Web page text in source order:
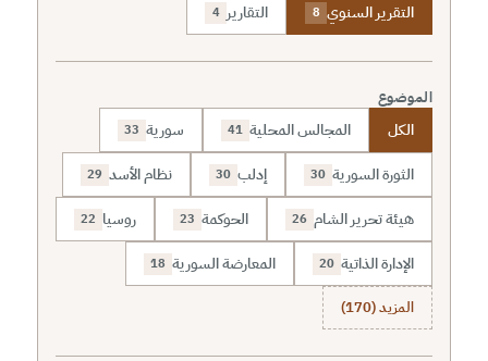
التقرير السنوي 8 التقارير 4
الموضوع
الكل المجالس المحلية 41 سورية 33
الثورة السورية 30 إدلب 30 نظام الأسد 29
هيئة تحرير الشام 26 الحوكمة 23 روسيا 22
الإدارة الذاتية 20 المعارضة السورية 18
المزيد (170)